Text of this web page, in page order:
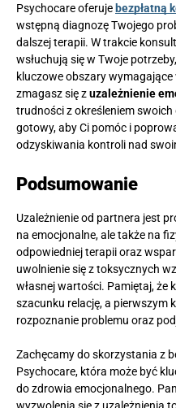
Psychocare oferuje bezpłatną
wstępną diagnozę Twojego
dalszej terapii. W trakcie
wsłuchują się w Twoje
kluczowe obszary
zmagasz się zuzależnienie
trudności z określeniem swoich
gotowy, aby Ci pomóc i
odzyskiwania kontroli nad
Podsumowanie
Uzależnienie od partnera jest
na emocjonalne, ale także na
odpowiedniej terapii oraz
uwolnienie się z toksycznych
własnej wartości. Pamiętaj, że
szacunku relację, a pierwszym
rozpoznanie problemu oraz
Zachęcamy do skorzystania z
Psychocare, która może być
do zdrowia emocjonalnego.